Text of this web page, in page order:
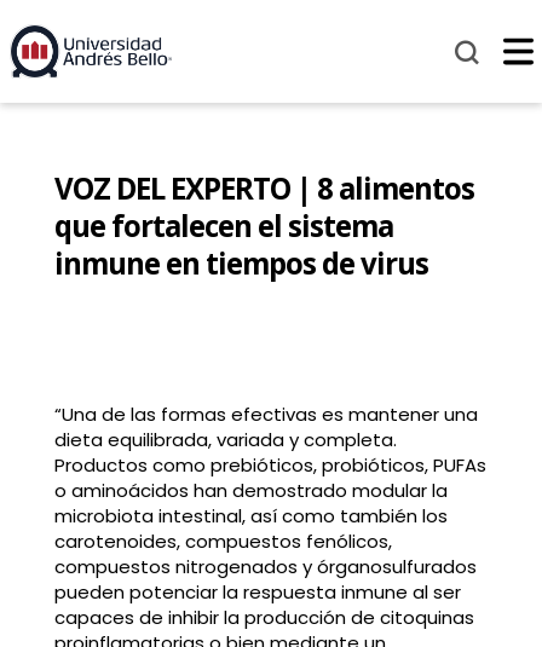
VOZ DEL EXPERTO | 8 alimentos
que fortalecen el sistema
inmune en tiempos de virus
“Una de las formas efectivas es mantener una
dieta equilibrada, variada y completa.
Productos como prebióticos, probióticos, PUFAs
o aminoácidos han demostrado modular la
microbiota intestinal, así como también los
carotenoides, compuestos fenólicos,
compuestos nitrogenados y órganosulfurados
pueden potenciar la respuesta inmune al ser
capaces de inhibir la producción de citoquinas